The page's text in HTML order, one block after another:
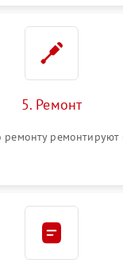
5. Ремонт
ремонту ремонтируют